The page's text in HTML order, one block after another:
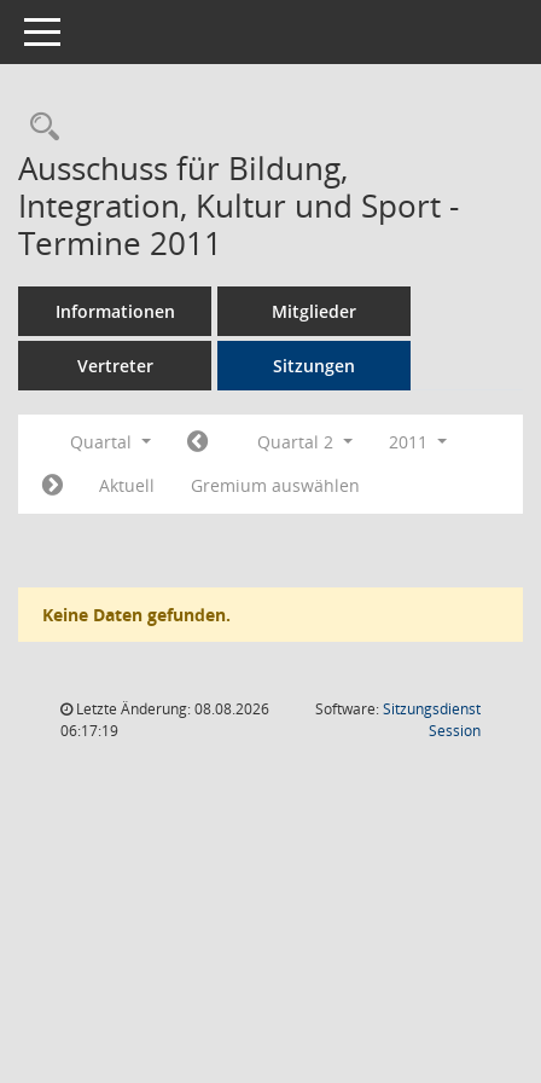
Toggle navigation
Rechercheauswahl
Ausschuss für Bildung,
Integration, Kultur und Sport -
Termine 2011
Informationen Mitglieder
Vertreter Sitzungen
Quartal Quartal 2
2011
Aktuell
Gremium auswählen
Keine Daten gefunden.
Letzte Änderung: 08.08.2026
06:17:19
Software:Sitzungsdienst
Session(Wird in